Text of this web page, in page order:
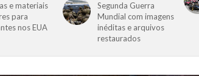
e materiais
para
nos EUA
Segunda Guerra
Mundial com imagens
inéditas e arquivos
restaurados